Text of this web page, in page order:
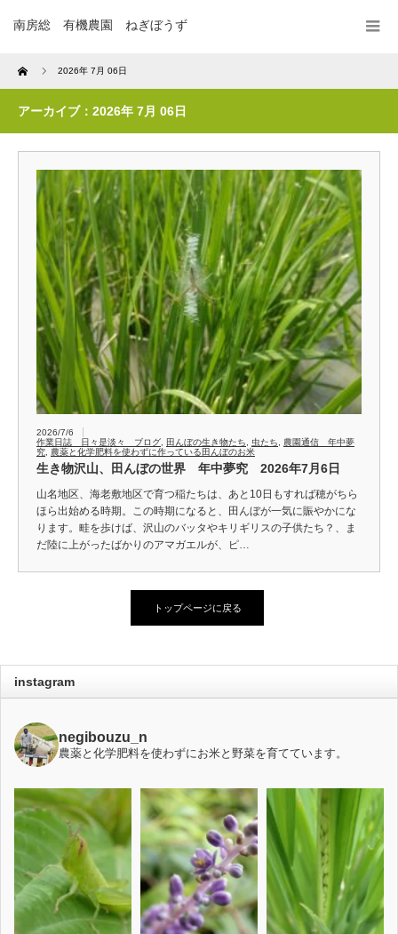
南房総 有機農園 ねぎぼうず
Home 2026年 7月 06日
アーカイブ：2026年 7月 06日
2026/7/6
作業日誌 日々是淡々 ブログ
田んぼの生き物たち 虫たち
農園通信 年中夢
究
農薬と化学肥料を使わずに作っている田んぼのお米
生き物沢山、田んぼの世界 年中夢究 2026年7月6日
山名地区、海老敷地区で育つ稲たちは、あと10日もすれば穂がちら
ほら出始める時期。この時期になると、田んぼが一気に賑やかにな
ります。畦を歩けば、沢山のバッタやキリギリスの子供たち？、ま
だ陸に上がったばかりのアマガエルが、ピ…
トップページに戻る
instagram
negibouzu_n
農薬と化学肥料を使わずにお米と野菜を育てています。